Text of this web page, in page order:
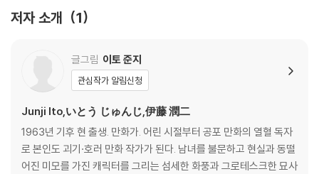
저자 소개 1
글그림 이토 준지
관심작가 알림신청
Junji Ito,いとう じゅんじ,伊藤 潤二
1963년 기후 현 출생. 만화가. 어린 시절부터 공포 만화의 열혈 독자
로 본인도 괴기·호러 만화 작가가 된다. 남녀를 불문하고 현실과 동떨
어진 미모를 가진 캐릭터를 그리는 섬세한 화풍과 그로테스크한 묘사